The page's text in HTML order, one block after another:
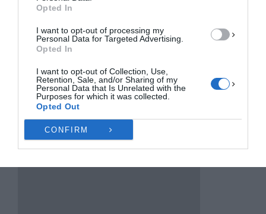
Opted In
I want to opt-out of processing my
Personal Data for Targeted Advertising.
Opted In
I want to opt-out of Collection, Use,
Retention, Sale, and/or Sharing of my
Personal Data that Is Unrelated with the
Purposes for which it was collected.
Opted Out
CONFIRM
Πολιτική Cookies